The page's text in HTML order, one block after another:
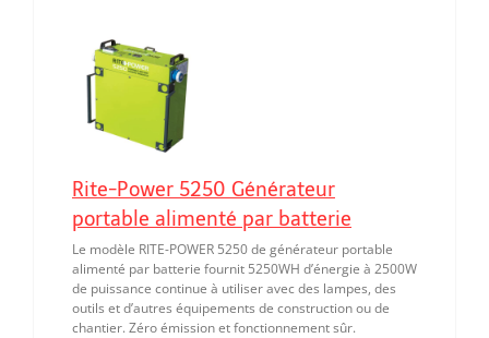
Rite-Power 5250 Générateur
portable alimenté par batterie
Le modèle RITE-POWER 5250 de générateur portable
alimenté par batterie fournit 5250WH d’énergie à 2500W
de puissance continue à utiliser avec des lampes, des
outils et d’autres équipements de construction ou de
chantier. Zéro émission et fonctionnement sûr.